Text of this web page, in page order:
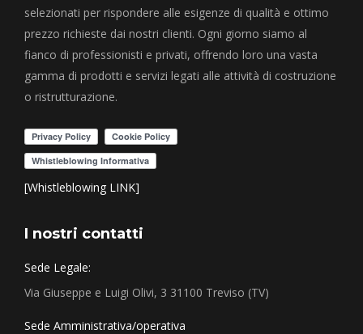
selezionati per rispondere alle esigenze di qualità e ottimo
prezzo richieste dai nostri clienti. Ogni giorno siamo al
fianco di professionisti e privati, offrendo loro una vasta
gamma di prodotti e servizi legati alle attività di costruzione
o ristrutturazione.
[Whistleblowing LINK]
I nostri contatti
Sede Legale:
Via Giuseppe e Luigi Olivi, 3 31100 Treviso (TV)
Sede Amministrativa/operativa